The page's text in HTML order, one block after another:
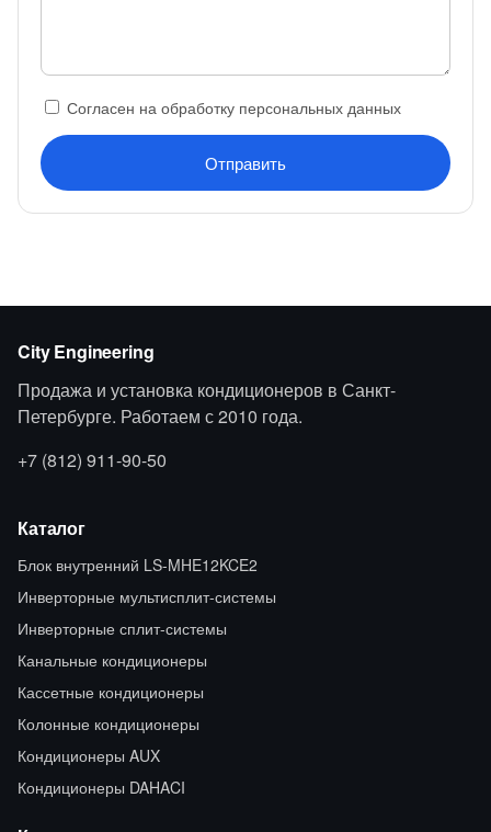
Согласен на обработку персональных данных
Отправить
City Engineering
Продажа и установка кондиционеров в Санкт-
Петербурге. Работаем с 2010 года.
+7 (812) 911-90-50
Каталог
Блок внутренний LS-MHE12KCE2
Инверторные мультисплит-системы
Инверторные сплит-системы
Канальные кондиционеры
Кассетные кондиционеры
Колонные кондиционеры
Кондиционеры AUX
Кондиционеры DAHACI